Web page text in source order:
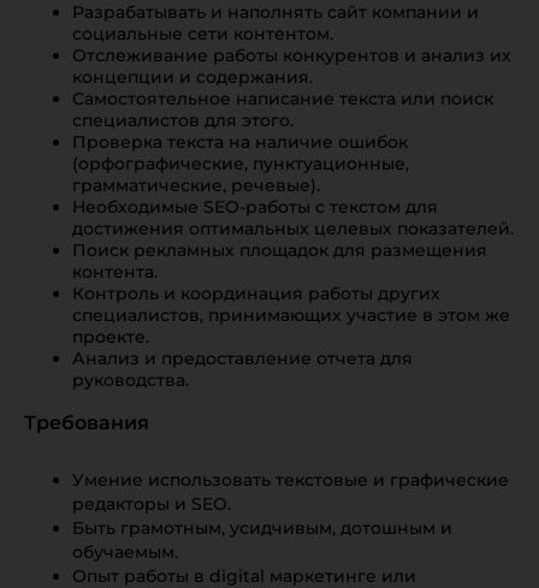
Разрабатывать и наполнять сайт компании и
социальные сети контентом.
Отслеживание работы конкурентов и анализ их
концепции и содержания.
Самостоятельное написание текста или поиск
специалистов для этого.
Проверка текста на наличие ошибок
(орфографические, пунктуационные,
грамматические, речевые).
Необходимые SEO-работы с текстом для
достижения оптимальных целевых показателей.
Поиск рекламных площадок для размещения
контента.
Контроль и координация работы других
специалистов, принимающих участие в этом же
проекте.
Анализ и предоставление отчета для
руководства.
Требования
Умение использовать текстовые и графические
редакторы и SEO.
Быть грамотным, усидчивым, дотошным и
обучаемым.
Опыт работы в digital маркетинге или